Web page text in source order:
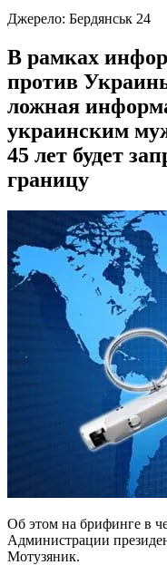
Джерело: Бердянськ 24
В рамках
против
ложная
украинским
45 лет будет
границу
Об этом на брифинге в
Администрации
Мотузяник.